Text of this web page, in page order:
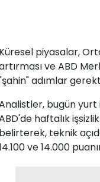
Küresel piyasalar,
ve ABD
adımlar
bugün yurt
haftalık
belirterek, teknik
ve 14.000